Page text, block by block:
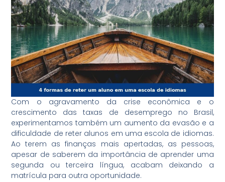
Com o agravamento da crise econômica e o
crescimento das taxas de desemprego no Brasil,
experimentamos também um aumento da evasão e a
dificuldade de reter alunos em uma escola de idiomas.
Ao terem as finanças mais apertadas, as pessoas,
apesar de saberem da importância de aprender uma
segunda ou terceira língua, acabam deixando a
matrícula para outra oportunidade.